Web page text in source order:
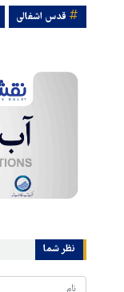
قدس اشغالی
نظر شما